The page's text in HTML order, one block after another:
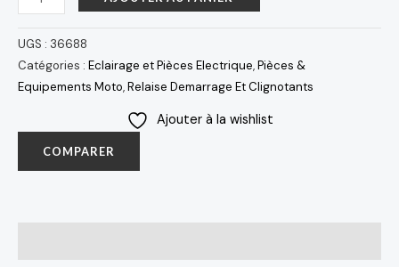
UGS : 36688
Catégories : Eclairage et Pièces Electrique,Pièces &
Equipements Moto,Relaise Demarrage Et Clignotants
Ajouter à la wishlist
COMPARER